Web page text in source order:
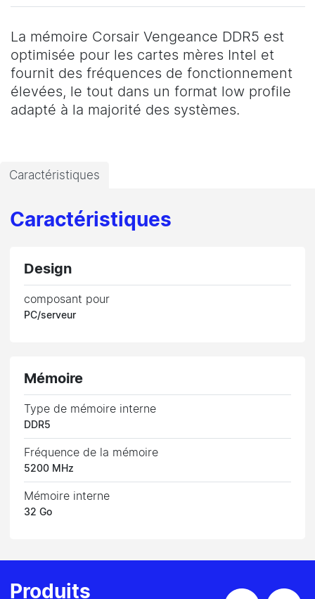
La mémoire Corsair Vengeance DDR5 est
optimisée pour les cartes mères Intel et
fournit des fréquences de fonctionnement
élevées, le tout dans un format low profile
adapté à la majorité des systèmes.
Caractéristiques
Caractéristiques
Design
composant pour
PC/serveur
Mémoire
Type de mémoire interne
DDR5
Fréquence de la mémoire
5200 MHz
Mémoire interne
32 Go
Produits